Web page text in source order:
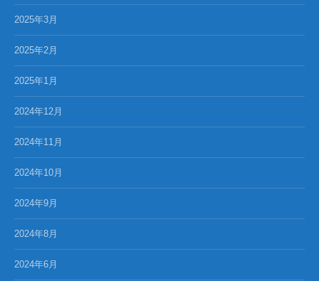
2025年3月
2025年2月
2025年1月
2024年12月
2024年11月
2024年10月
2024年9月
2024年8月
2024年6月